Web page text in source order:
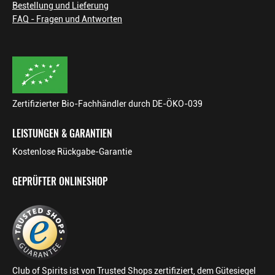
Bestellung und Lieferung
FAQ - Fragen und Antworten
Zertifizierter Bio-Fachhändler durch DE-ÖKO-039
LEISTUNGEN & GARANTIEN
Kostenlose Rückgabe-Garantie
GEPRÜFTER ONLINESHOP
Club of Spirits ist von Trusted Shops zertifiziert, dem Gütesiegel